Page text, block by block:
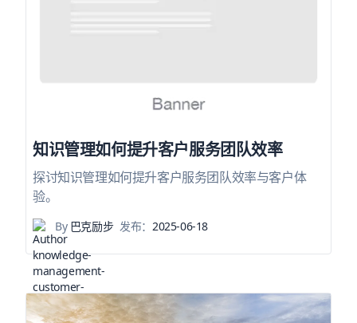
知识管理如何提升客户服务团队效率
探讨知识管理如何提升客户服务团队效率与客户体
验。
By巴克励步 发布： 2025-06-18